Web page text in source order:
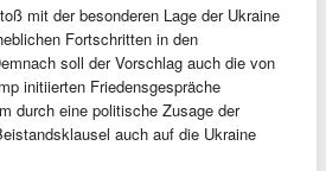
mit der besonderen Lage der Ukraine
Fortschritten in den
soll der Vorschlag auch die von
initiierten Friedensgespräche
durch eine politische Zusage der
auch auf die Ukraine